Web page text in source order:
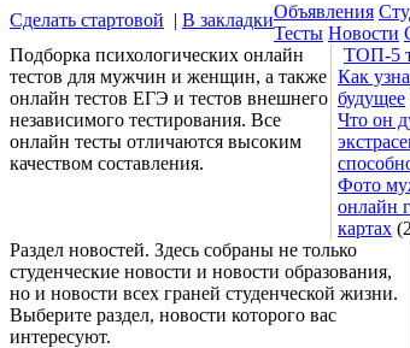
Сделать стартовой | В закладкиОбъявления
Тесты Новости
Подборка психологических онлайн
тестов для мужчин и женщин, а также
онлайн тестов ЕГЭ и тестов внешнего
независимого тестирования. Все
онлайн тесты отличаются высоким
качеством составления.
ТОП-5
Как
будущее
Что он
Фото
онлайн
картах
Раздел новостей. Здесь собраны не только
студенческие новости и новости образования,
но и новости всех граней студенческой жизни.
Выберите раздел, новости которого вас
интересуют.